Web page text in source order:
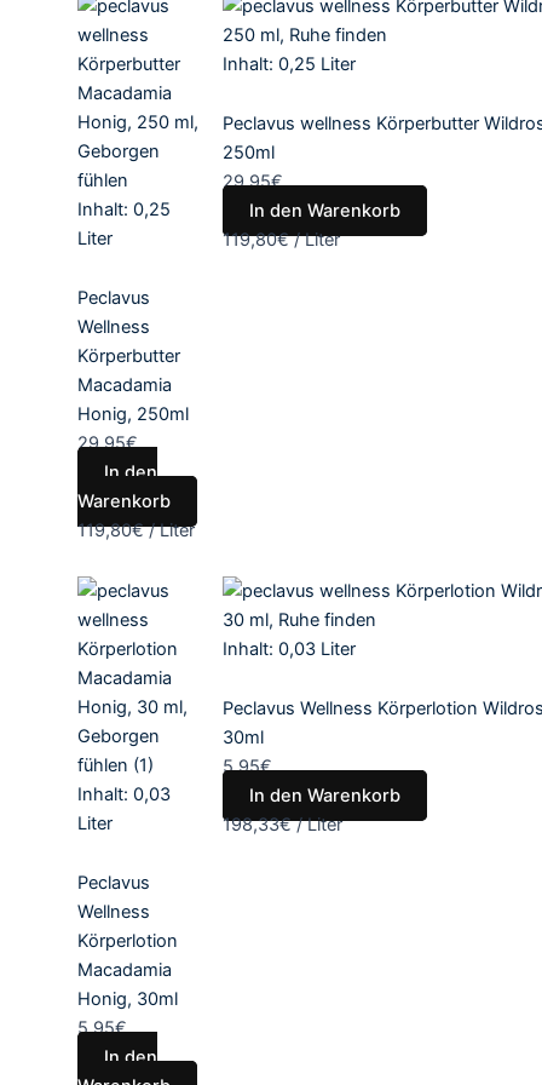
Inhalt: 0,25
Liter
Peclavus
Wellness
Körperbutter
Macadamia
Honig, 250ml
29,95€
In den
Warenkorb
119,80€/Liter
Inhalt: 0,25 Liter
Peclavus wellness Körperbutter
250ml
29,95€
In den Warenkorb
119,80€/Liter
Inhalt: 0,03
Liter
Peclavus
Wellness
Körperlotion
Macadamia
Honig, 30ml
5,95€
In den
Inhalt: 0,03 Liter
Peclavus Wellness Körperlotion
30ml
5,95€
In den Warenkorb
198,33€/Liter